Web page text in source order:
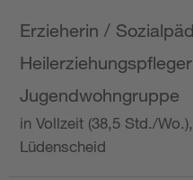
Erzieherin /
Jugendwohngruppe
in Vollzeit (38,5 Std./
Lüdenscheid